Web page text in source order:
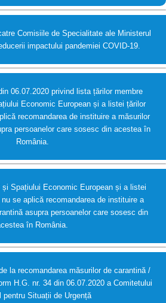
Comisiile de Specialitate ale Ministerul
impactului pandemiei COVID-19.
06.07.2020 privind lista țărilor membre
Economic European și a listei țărilor
recomandarea de instituire a măsurilor
persoanelor care sosesc din acestea în
România.
Spațiului Economic European și a listei
se aplică recomandarea de instituire a
asupra persoanelor care sosesc din
în România.
la recomandarea măsurilor de carantină /
H.G. nr. 34 din 06.07.2020 a Comitetului
pentru Situații de Urgență